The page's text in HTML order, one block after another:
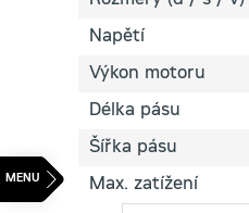
Napětí
Výkon motoru
Délka pásu
Šířka pásu
Max. zatížení